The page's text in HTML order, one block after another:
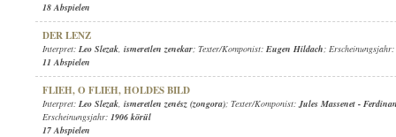
18 Abspielen
DER LENZ
Interpret: Leo Slezak, ismeretlen zenekar; Texter/Komponist: Eugen Hildach; Erscheinungsjahr:
11 Abspielen
FLIEH, O FLIEH, HOLDES BILD
Interpret: Leo Slezak, ismeretlen zenész (zongora); Texter/Komponist:Jules Massenet -
Erscheinungsjahr: 1906 körül
17 Abspielen